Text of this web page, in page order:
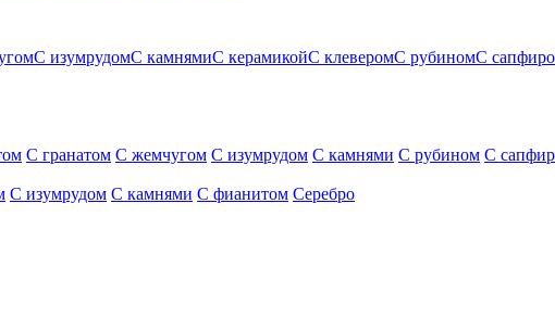
С изумрудомС камнямиС керамикойС клеверомС рубиномС
С гранатом С жемчугом С изумрудом С камнями С рубином С
С изумрудом С камнями С фианитом Серебро